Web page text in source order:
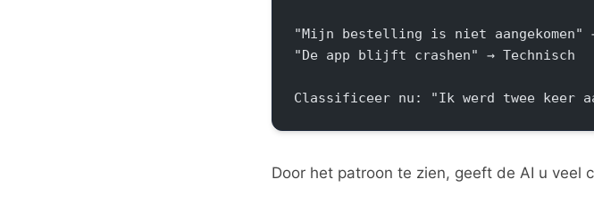
"Mijn bestelling is niet aangekomen"
"De app blijft crashen" → Technisch
Classificeer nu: "Ik werd twee keer
Door het patroon te zien, geeft de AI u veel